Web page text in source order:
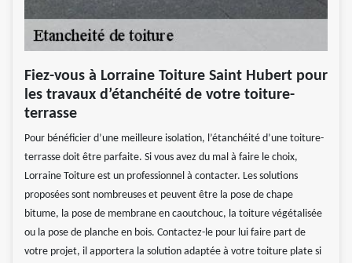
Fiez-vous à Lorraine Toiture Saint Hubert pour
les travaux d’étanchéité de votre toiture-
terrasse
Pour bénéficier d’une meilleure isolation, l’étanchéité d’une toiture-
terrasse doit être parfaite. Si vous avez du mal à faire le choix,
Lorraine Toiture est un professionnel à contacter. Les solutions
proposées sont nombreuses et peuvent être la pose de chape
bitume, la pose de membrane en caoutchouc, la toiture végétalisée
ou la pose de planche en bois. Contactez-le pour lui faire part de
votre projet, il apportera la solution adaptée à votre toiture plate si